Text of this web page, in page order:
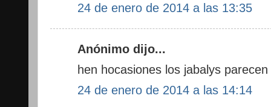
24 de enero de 2014 a las 13:35
Anónimo dijo...
hen hocasiones los jabalys
24 de enero de 2014 a las 14:14